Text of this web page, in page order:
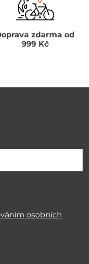
zdarma od
999 Kč
osobních